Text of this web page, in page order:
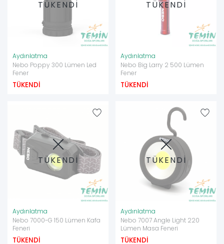
TÜKENDİ
Aydınlatma
Nebo Poppy 300 Lümen Led
Fener
TÜKENDİ
TÜKENDİ
Aydınlatma
Nebo Big Larry 2 500 Lümen
Fener
TÜKENDİ
TÜKENDİ
Aydınlatma
Nebo 7000-G 150 Lümen Kafa
Feneri
TÜKENDİ
TÜKENDİ
Aydınlatma
Nebo 7007 Angle Light 220
Lümen Masa Feneri
TÜKENDİ